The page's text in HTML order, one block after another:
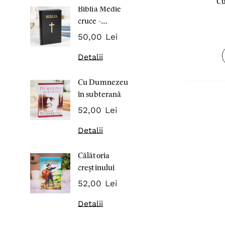
Biblia Medie
cruce -
Cartonata 063
50,00 Lei
Detalii
Cu Dumnezeu
în subterană
52,00 Lei
Detalii
Călătoria
creștinului
52,00 Lei
Detalii